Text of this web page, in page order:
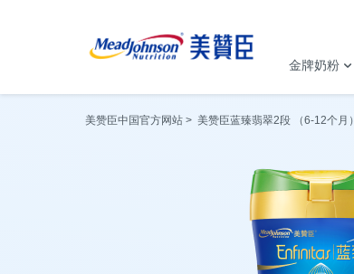
金牌奶粉
美赞臣中国官方网站 美赞臣蓝臻翡翠2段 （6-12个月）